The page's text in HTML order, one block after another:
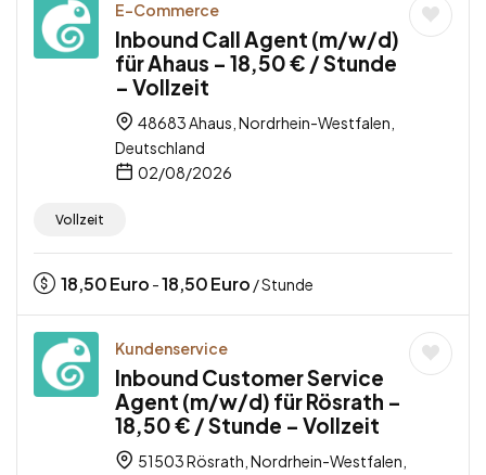
E-Commerce
Inbound Call Agent (m/w/d)
für Ahaus – 18,50 € / Stunde
– Vollzeit
48683 Ahaus, Nordrhein-Westfalen,
Deutschland
02/08/2026
Vollzeit
18,50Euro -18,50Euro / Stunde
Kundenservice
Inbound Customer Service
Agent (m/w/d) für Rösrath –
18,50 € / Stunde – Vollzeit
51503 Rösrath, Nordrhein-Westfalen,